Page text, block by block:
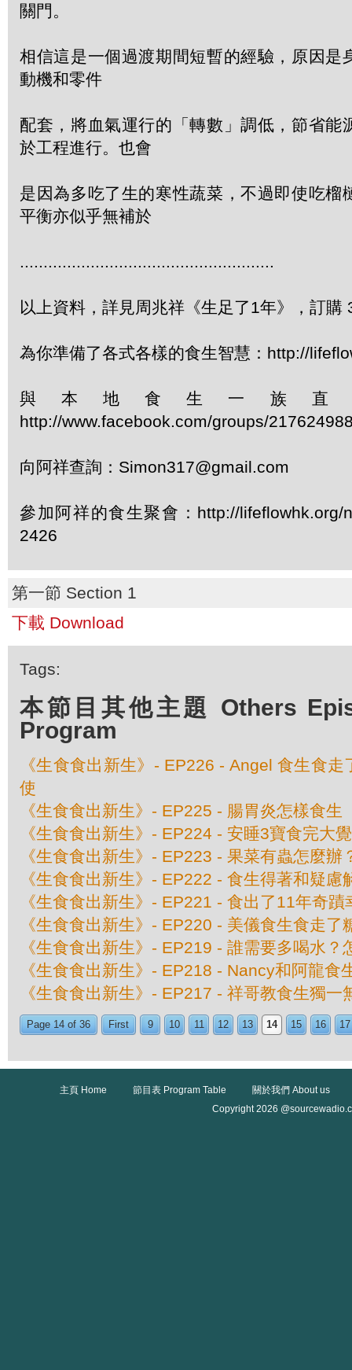
關門。
相信這是一個過渡期間短暫的經驗，原因是
動機和零件
配套，將血氣運行的「轉數」調低，節省能
於工程進行。也會
是因為多吃了生的寒性蔬菜，不過即使吃榴
平衡亦似乎無補於
......................................................
以上資料，詳見周兆祥《生足了1年》，訂購
為你準備了各式各樣的食生智慧：http://
與本地食生一族直
http://www.facebook.com/groups/
向阿祥查詢：Simon317@gmail.com
參加阿祥的食生聚會：http://lifeflowhk.org/
2426
第一節 Section 1
下載 Download
Tags:
本節目其他主題 Others
Program
《生食食出新生》- EP226 - Angel 食生食
使
《生食食出新生》- EP225 - 腸胃炎怎樣食生
《生食食出新生》- EP224 - 安睡3寶食完大
《生食食出新生》- EP223 - 果菜有蟲怎麼辦
《生食食出新生》- EP222 - 食生得著和疑慮
《生食食出新生》- EP221 - 食出了11年奇蹟
《生食食出新生》- EP220 - 美儀食生食走了
《生食食出新生》- EP219 - 誰需要多喝水？
《生食食出新生》- EP218 - Nancy和阿龍食
《生食食出新生》- EP217 - 祥哥教食生獨一
Page 14 of 36 First 9 10 11 12 13 14 15 16 17
主頁 Home 節目表 Program Table
關於我們 About us
Copyright 2026